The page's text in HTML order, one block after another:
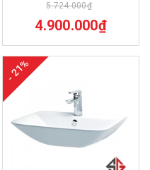
5.724.000₫
4.900.000₫
- 21%